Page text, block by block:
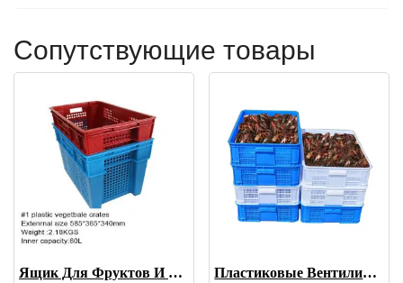
Сопутствующие товары
Ящик Для Фруктов И Овощей Из Чистого Полипропилена 100% На Распродаже Пластиковые Вентилируемые Ящики Для Креветок